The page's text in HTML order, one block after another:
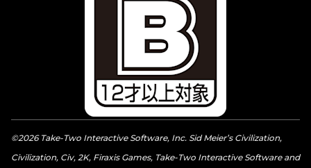
©2026 Take-Two Interactive Software, Inc. Sid Meier’s Civilization,
Civilization, Civ, 2K, Firaxis Games, Take-Two Interactive Software and